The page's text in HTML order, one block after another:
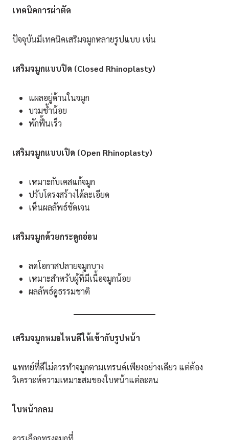
เทคนิคการผ่าตัด
ปัจจุบันมีเทคนิคเสริมจมูกหลายรูปแบบ เช่น
เสริมจมูกแบบปิด (Closed Rhinoplasty)
แผลอยู่ด้านในจมูก
บวมช้ำน้อย
พักฟื้นเร็ว
เสริมจมูกแบบเปิด (Open Rhinoplasty)
เหมาะกับเคสแก้จมูก
ปรับโครงสร้างได้ละเอียด
เห็นผลลัพธ์ชัดเจน
เสริมจมูกด้วยกระดูกอ่อน
ลดโอกาสปลายจมูกบาง
เหมาะสำหรับผู้ที่มีเนื้อจมูกน้อย
ผลลัพธ์ดูธรรมชาติ
เสริมจมูกหมอไหนดีให้เข้ากับรูปหน้า
แพทย์ที่ดีไม่ควรทำจมูกตามเทรนด์เพียงอย่างเดียว แต่ต้อง
วิเคราะห์ความเหมาะสมของใบหน้าแต่ละคน
ใบหน้ากลม